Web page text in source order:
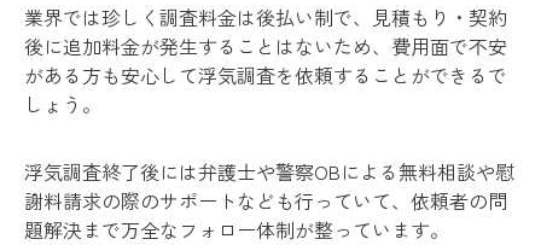
業界では珍しく調査料金は後払い制で、見積もり・契約
後に追加料金が発生することはないため、費用面で不安
がある方も安心して浮気調査を依頼することができるで
しょう。
浮気調査終了後には弁護士や警察OBによる無料相談や慰
謝料請求の際のサポートなども行っていて、依頼者の問
題解決まで万全なフォロー体制が整っています。